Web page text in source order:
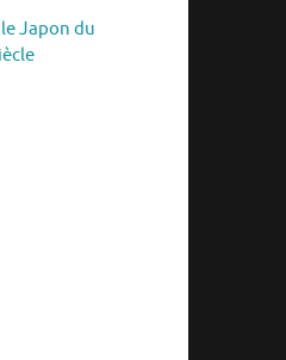
Japon du